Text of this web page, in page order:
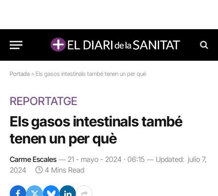
Portada » Els gasos intestinals també tenen un per què
REPORTATGE
Els gasos intestinals també
tenen un per què
Carme Escales 21 - mayo - 2024 · 06:15 Updated: julio 7,
2024
4 Mins Read